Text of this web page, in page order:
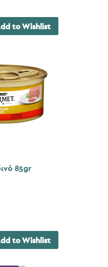
to Wishlist
85gr
to Wishlist